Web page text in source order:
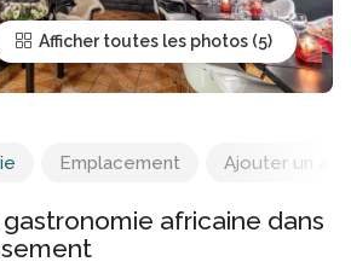
Afficher toutes les photos
Emplacement Ajouter un avis
africaine dans